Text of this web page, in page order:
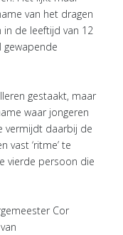
van het dragen
de leeftijd van 12
gewapende
gestaakt, maar
waar jongeren
vermijdt daarbij de
vast ‘ritme’ te
vierde persoon die
Cor